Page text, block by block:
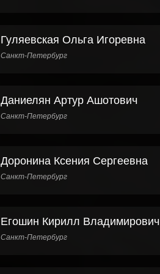
Гуляевская Ольга Игоревна
Санкт-Петербург
Даниелян Артур Ашотович
Санкт-Петербург
Доронина Ксения Сергеевна
Санкт-Петербург
Егошин Кирилл Владимирович
Санкт-Петербург